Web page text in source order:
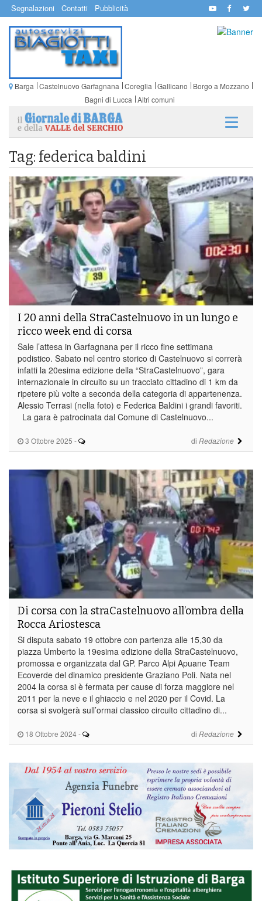
Segnalazioni Contatti Pubblicità
Barga Castelnuovo Garfagnana Coreglia Gallicano
Borgo a Mozzano
Bagni di Lucca Altri comuni
Tag: federica baldini
3 Ottobre 2025 - di Redazione
I 20 anni della StraCastelnuovo in un lungo e
ricco week end di corsa
Sale l’attesa in Garfagnana per il ricco fine settimana
podistico. Sabato nel centro storico di Castelnuovo si correrà
infatti la 20esima edizione della “StraCastelnuovo”, gara
internazionale in circuito su un tracciato cittadino di 1 km da
ripetere più volte a seconda della categoria di appartenenza.
Alessio Terrasi (nella foto) e Federica Baldini i grandi favoriti.
La gara è patrocinata dal Comune di Castelnuovo...
18 Ottobre 2024 - di Redazione
Di corsa con la straCastelnuovo all’ombra della
Rocca Ariostesca
Si disputa sabato 19 ottobre con partenza alle 15,30 da
piazza Umberto la 19esima edizione della StraCastelnuovo,
promossa e organizzata dal GP. Parco Alpi Apuane Team
Ecoverde del dinamico presidente Graziano Poli. Nata nel
2004 la corsa si è fermata per cause di forza maggiore nel
2011 per la neve e il ghiaccio e nel 2020 per il Covid. La
corsa si svolgerà sull’ormai classico circuito cittadino di...